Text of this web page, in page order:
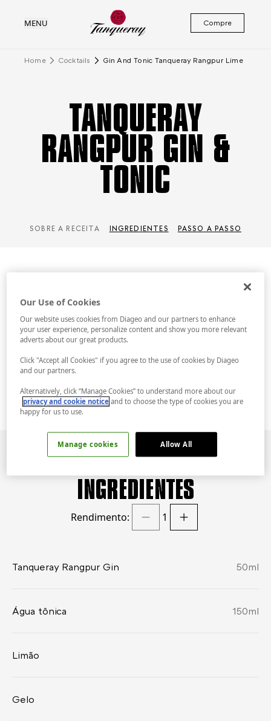
MENU Compre
Home Cocktails Gin And Tonic Tanqueray Rangpur Lime
TANQUERAY
RANGPUR GIN &
TONIC
SOBRE A RECEITA INGREDIENTES PASSO A PASSO
SOBRE A RECEITA
O clássico G&T com notas do exótico limão
que apenas Tanqueray Rangpur Lime
INGREDIENTES
Rendimento: 1
Tanqueray Rangpur Gin 50ml
Água tônica 150ml
Limão
Gelo
Our Use of Cookies
Our website uses cookies from Diageo and our partners to enhance
your user experience, personalize content and show you more relevant
adverts about our great products.
Click "Accept all Cookies" if you agree to the use of cookies by Diageo
and our partners.
Alternatively, click “Manage Cookies” to understand more about our
privacy and cookie notice and to choose the type of cookies you are
happy for us to use.
Allow All
Manage cookies